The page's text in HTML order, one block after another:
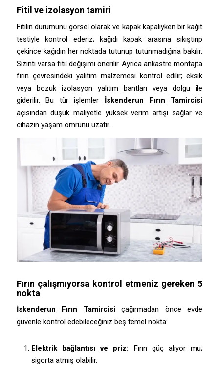
Fitil ve izolasyon tamiri
Fitilin durumunu görsel olarak ve kapak kapalıyken bir kağıt
testiyle kontrol ederiz; kağıdı kapak arasına sıkıştırıp
çekince kağıdın her noktada tutunup tutunmadığına bakılır.
Sızıntı varsa fitil değişimi önerilir. Ayrıca ankastre montajta
fırın çevresindeki yalıtım malzemesi kontrol edilir; eksik
veya bozuk izolasyon yalıtım bantları veya dolgu ile
giderilir. Bu tür işlemler İskenderun Fırın Tamircisi
açısından düşük maliyetle yüksek verim artışı sağlar ve
cihazın yaşam ömrünü uzatır.
Fırın çalışmıyorsa kontrol etmeniz gereken 5
nokta
İskenderun Fırın Tamircisiçağırmadan önce evde
güvenle kontrol edebileceğiniz beş temel nokta:
Elektrik bağlantısı ve priz: Fırın güç alıyor mu;
sigorta atmış olabilir.